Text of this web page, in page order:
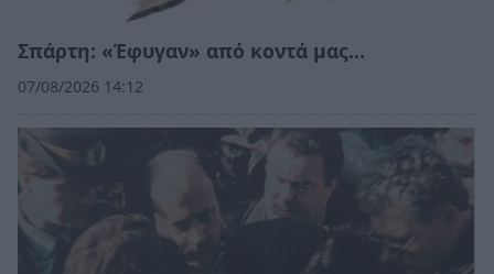
Σπάρτη: «Έφυγαν» από κοντά μας…
07/08/2026 14:12